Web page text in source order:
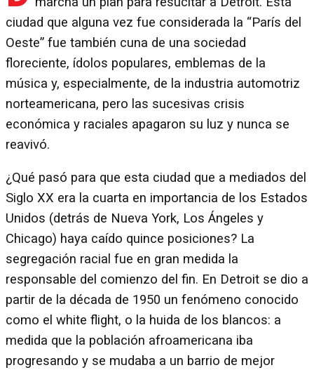
ciudad que alguna vez fue considerada la “París del
Oeste” fue también cuna de una sociedad
floreciente, ídolos populares, emblemas de la
música y, especialmente, de la industria automotriz
norteamericana, pero las sucesivas crisis
económica y raciales apagaron su luz y nunca se
reavivó.
¿Qué pasó para que esta ciudad que a mediados del
Siglo XX era la cuarta en importancia de los Estados
Unidos (detrás de Nueva York, Los Ángeles y
Chicago) haya caído quince posiciones? La
segregación racial fue en gran medida la
responsable del comienzo del fin. En Detroit se dio a
partir de la década de 1950 un fenómeno conocido
como el white flight, o la huida de los blancos: a
medida que la población afroamericana iba
progresando y se mudaba a un barrio de mejor